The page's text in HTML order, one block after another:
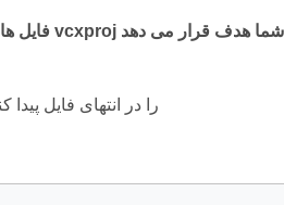
اضافه کردن برچسب های واردات با Aspose.Words برای C++ فایل ها را به فایل vcxproj شما هدف قرار می دهد
را در انتهای فایل پیدا